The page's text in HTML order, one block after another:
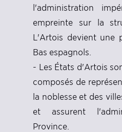
l'administration
empreinte sur la
L'Artois devient une
Bas espagnols.
- Les États d'Artois
composés de
la noblesse et des
et assurent
Province.